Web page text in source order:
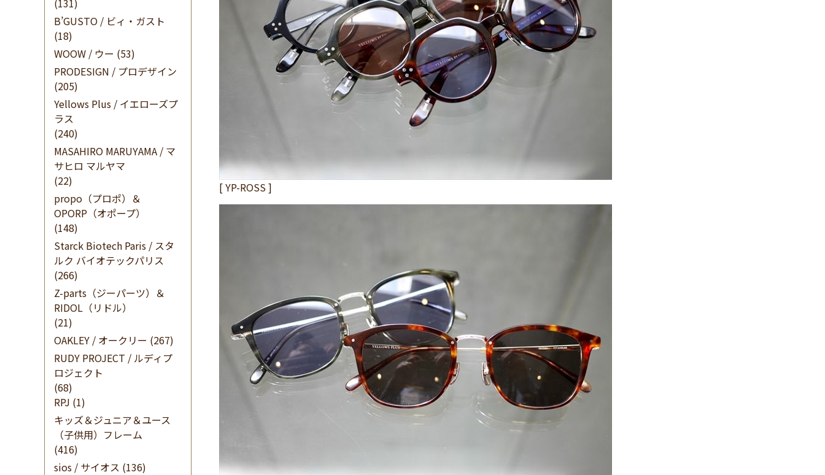
(131)
B’GUSTO / ビィ・ガスト
(18)
WOOW / ウー (53)
PRODESIGN / プロデザイン
(205)
Yellows Plus / イエローズプ
ラス
(240)
MASAHIRO MARUYAMA / マ
サヒロ マルヤマ
(22)
propo（プロポ）＆
OPORP（オポープ）
(148)
Starck Biotech Paris / スタ
ルク バイオテックパリス
(266)
Z-parts（ジーパーツ）＆
RIDOL（リドル）
(21)
OAKLEY / オークリー (267)
RUDY PROJECT / ルディプ
ロジェクト
(68)
RPJ (1)
キッズ＆ジュニア＆ユース
（子供用）フレーム
(416)
sios / サイオス (136)
[ YP-ROSS ]